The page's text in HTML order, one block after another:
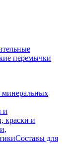
перемычки
минеральных
и
краски и
Составы для